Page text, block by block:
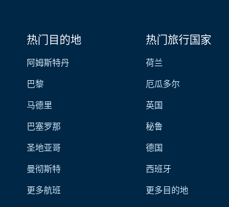
热门目的地
阿姆斯特丹
巴黎
马德里
巴塞罗那
圣地亚哥
曼彻斯特
更多航班
热门旅行国家
荷兰
厄瓜多尔
英国
秘鲁
德国
西班牙
更多目的地